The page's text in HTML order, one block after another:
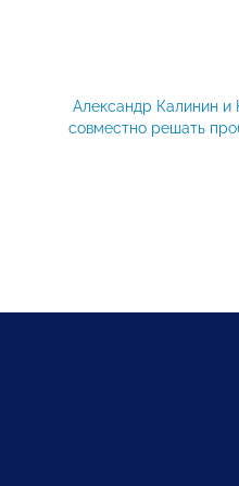
Александр Калинин и
совместно решать